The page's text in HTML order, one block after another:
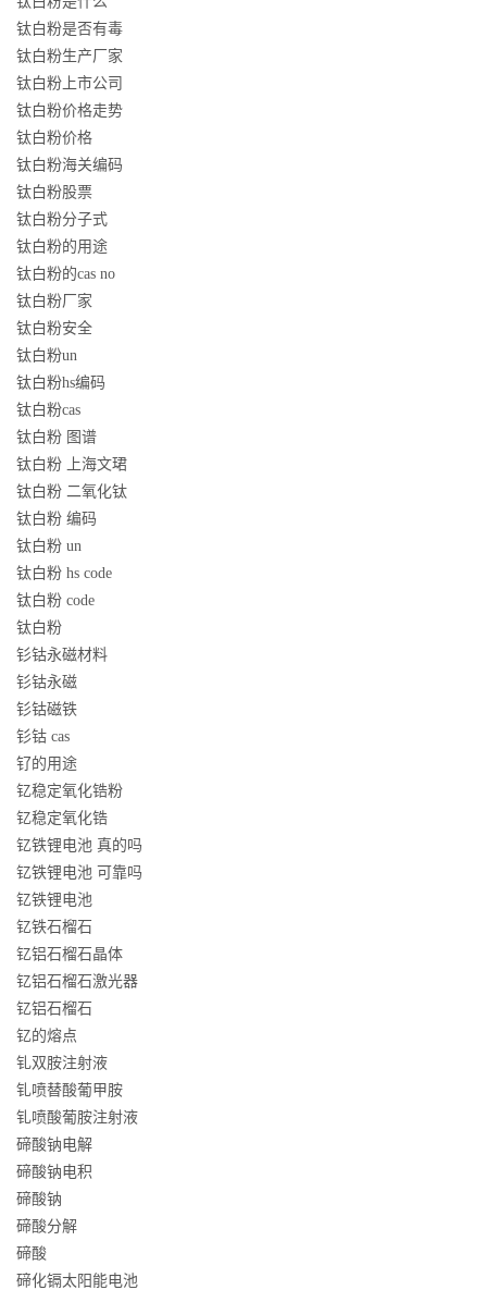
钛白粉是否有毒
钛白粉生产厂家
钛白粉上市公司
钛白粉价格走势
钛白粉价格
钛白粉海关编码
钛白粉股票
钛白粉分子式
钛白粉的用途
钛白粉的cas no
钛白粉厂家
钛白粉安全
钛白粉un
钛白粉hs编码
钛白粉cas
钛白粉 图谱
钛白粉 上海文珺
钛白粉 二氧化钛
钛白粉 编码
钛白粉 un
钛白粉 hs code
钛白粉 code
钛白粉
钐钴永磁材料
钐钴永磁
钐钴磁铁
钐钴 cas
钌的用途
钇稳定氧化锆粉
钇稳定氧化锆
钇铁锂电池 真的吗
钇铁锂电池 可靠吗
钇铁锂电池
钇铁石榴石
钇铝石榴石晶体
钇铝石榴石激光器
钇铝石榴石
钇的熔点
钆双胺注射液
钆喷替酸葡甲胺
钆喷酸葡胺注射液
碲酸钠电解
碲酸钠电积
碲酸钠
碲酸分解
碲酸
碲化镉太阳能电池